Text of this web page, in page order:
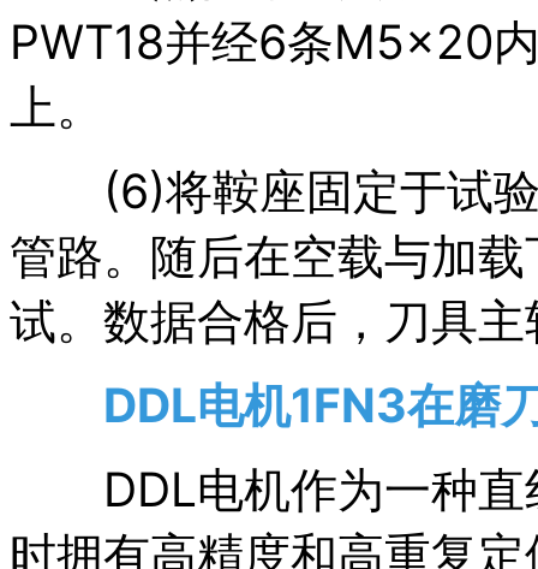
PWT18并经6条M5×20
上。
(6)将鞍座固定于试验
管路。随后在空载与加
试。数据合格后，刀具
DDL电机1FN3在磨
DDL电机作为一种直
时拥有高精度和高重复